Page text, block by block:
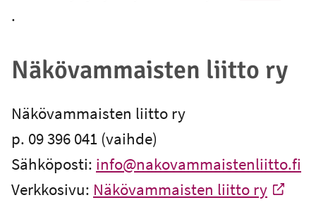
-.
Näkövammaisten liitto ry
Näkövammaisten liitto ry
p. 09 396 041 (vaihde)
Sähköposti: info@nakovammaistenliitto.fi
Verkkosivu: Näkövammaisten liitto ry